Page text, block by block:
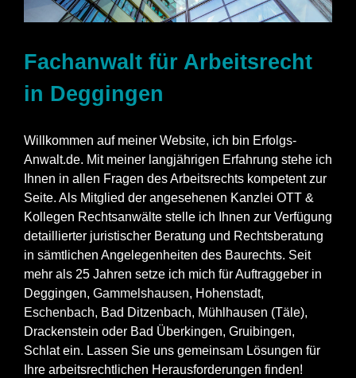
Fachanwalt für Arbeitsrecht
in Deggingen
Willkommen auf meiner Website, ich bin Erfolgs-
Anwalt.de. Mit meiner langjährigen Erfahrung stehe ich
Ihnen in allen Fragen des Arbeitsrechts kompetent zur
Seite. Als Mitglied der angesehenen Kanzlei OTT &
Kollegen Rechtsanwälte stelle ich Ihnen zur Verfügung
detaillierter juristischer Beratung und Rechtsberatung
in sämtlichen Angelegenheiten des Baurechts. Seit
mehr als 25 Jahren setze ich mich für Auftraggeber in
Deggingen, Gammelshausen, Hohenstadt,
Eschenbach, Bad Ditzenbach, Mühlhausen (Täle),
Drackenstein oder Bad Überkingen, Gruibingen,
Schlat ein. Lassen Sie uns gemeinsam Lösungen für
Ihre arbeitsrechtlichen Herausforderungen finden!